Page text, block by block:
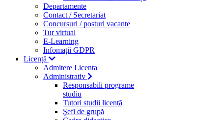
Departamente
Contact / Secretariat
Concursuri / posturi vacante
Tur virtual
E-Learning
Infomații GDPR
Licență
Admitere Licenta
Administrativ
Responsabili programe
studiu
Tutori studii licență
Şefi de grupă